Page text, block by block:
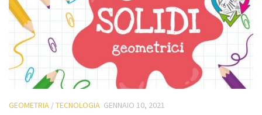
GEOMETRIA /TECNOLOGIA GENNAIO 10, 2021